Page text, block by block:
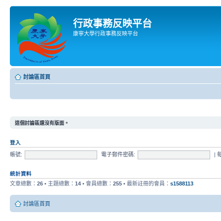
行政事務反映平台
康寧大學行政事務反映平台
討論區首頁
這個討論區還沒有版面。
登入
帳號:
電子郵件密碼: |
統計資料
文章總數： 26 • 主題總數： 14 • 會員總數： 255 • 最新註冊的會員： s1588113
討論區首頁